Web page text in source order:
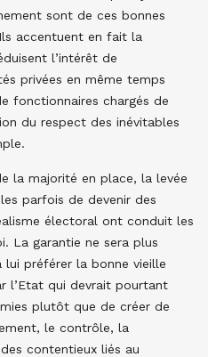
sont de ces bonnes
accentuent en fait la
l’intérêt de
privées en même temps
fonctionnaires chargés de
du respect des inévitables
la majorité en place, la levée
parfois de devenir des
électoral ont conduit les
La garantie ne sera plus
préférer la bonne vieille
l’Etat qui devrait pourtant
plutôt que de créer de
le contrôle, la
contentieux liés au